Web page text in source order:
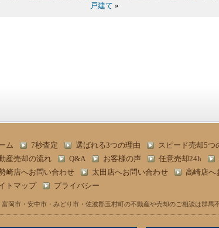
戸建て »
ム 7秒査定 選ばれる3つの理由
スピード売却5つ
産売却の流れ
Q&A お客様の声 任意売却24h
崎店へお問い合わせ
太田店へお問い合わせ
高崎店へ
トマップ
プライバシー
市・安中市・みどり市・佐波郡玉村町の不動産や売却のご相談は群馬